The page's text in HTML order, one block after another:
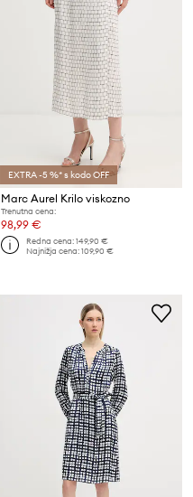
EXTRA -5 %* s kodo OFF
Marc Aurel Krilo viskozno
Trenutna cena:
98,99 €
Redna cena:149,90 €
Najnižja cena:109,90 €